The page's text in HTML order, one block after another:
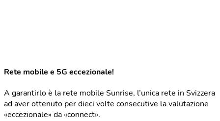
Rete mobile e 5G eccezionale!
A garantirlo è la rete mobile Sunrise, l’unica rete in Svizzera
ad aver ottenuto per dieci volte consecutive la valutazione
«eccezionale» da «connect».